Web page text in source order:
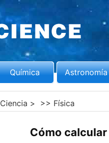
Química Astronomía
Ciencia > >> Física
Cómo